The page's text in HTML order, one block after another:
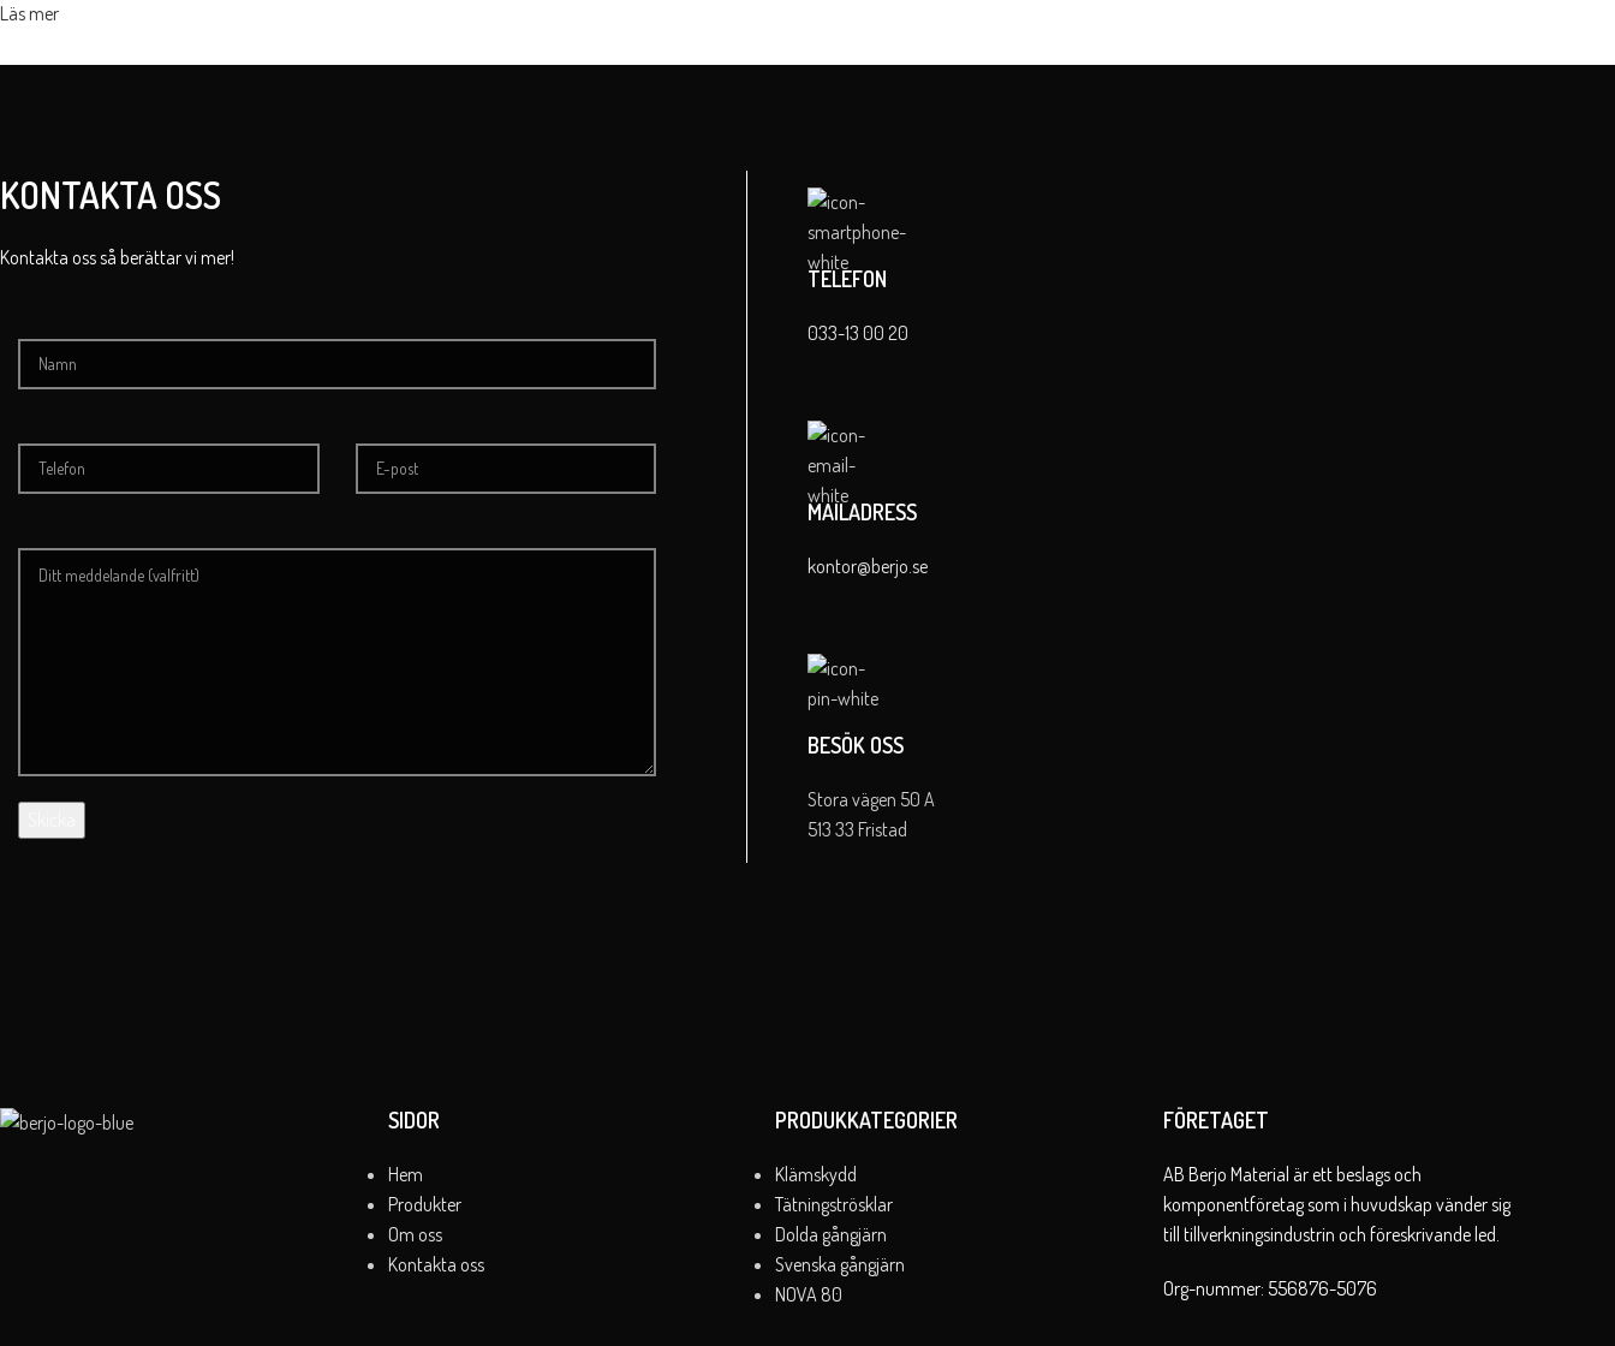
Läs mer
KONTAKTA OSS
Kontakta oss så berättar vi mer!
TELEFON
033-13 00 20
MAILADRESS
kontor@berjo.se
BESÖK OSS
Stora vägen 50 A
513 33 Fristad
SIDOR
Hem
Produkter
Om oss
Kontakta oss
PRODUKKATEGORIER
Klämskydd
Tätningströsklar
Dolda gångjärn
Svenska gångjärn
NOVA 80
FÖRETAGET
AB Berjo Material är ett beslags och
komponentföretag som i huvudskap vänder sig
till tillverkningsindustrin och föreskrivande led.
Org-nummer: 556876-5076